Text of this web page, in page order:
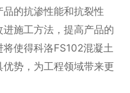
的抗渗性能和抗裂性
施工方法，提高产品的
使得科洛FS102混凝土
势，为工程领域带来更